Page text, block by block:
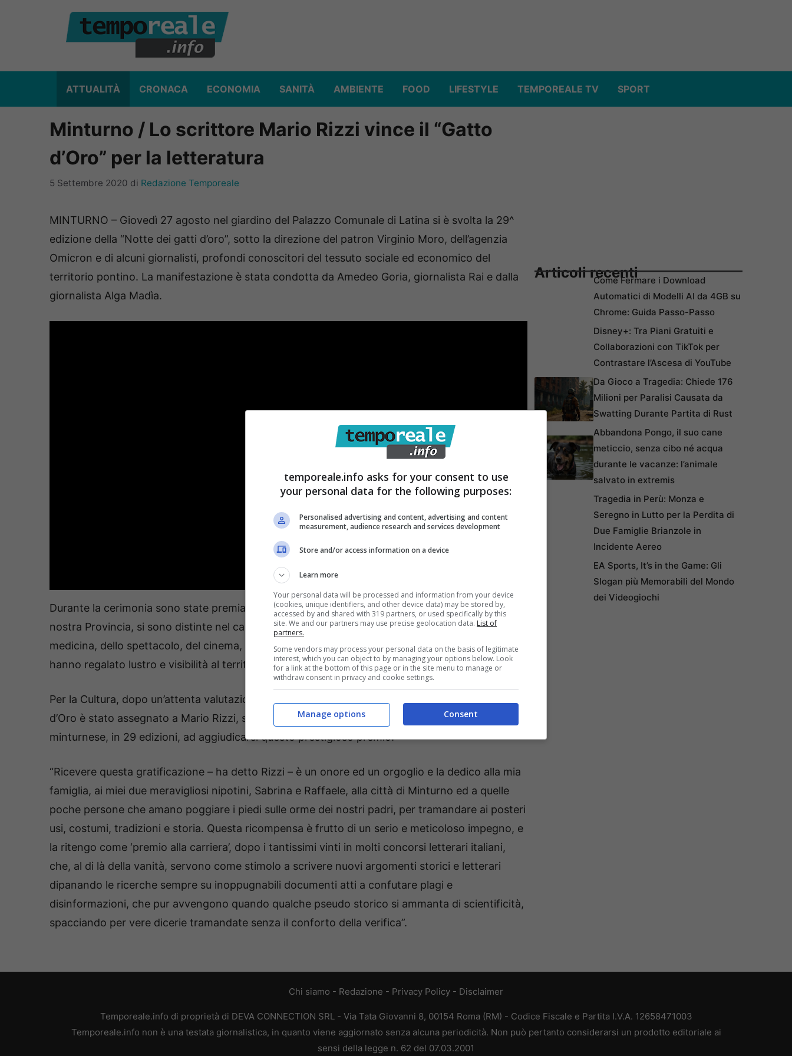
ATTUALITÀ CRONACA ECONOMIA SANITÀ AMBIENTE FOOD LIFESTYLE TEMPOREALE TV SPORT
Minturno / Lo scrittore Mario Rizzi vince il “Gatto
d’Oro” per la letteratura
5 Settembre 2020 di Redazione Temporeale
MINTURNO – Giovedì 27 agosto nel giardino del Palazzo Comunale di Latina si è svolta la 29^
edizione della “Notte dei gatti d’oro”, sotto la direzione del patron Virginio Moro, dell’agenzia
Omicron e di alcuni giornalisti, profondi conoscitori del tessuto sociale ed economico del
territorio pontino. La manifestazione è stata condotta da Amedeo Goria, giornalista Rai e dalla
giornalista Alga Madìa.
Durante la cerimonia sono state premiate le talentuose eccellenze che, nel 2019 in tutta la
nostra Provincia, si sono distinte nel campo della cultura, dello sport, del giornalismo, della
medicina, dello spettacolo, del cinema, della moda e dell’imprenditoria. Tutti personaggi che
hanno regalato lustro e visibilità al territorio pontino ed all’Italia.
Per la Cultura, dopo un’attenta valutazione e selezione della Giuria, l’ambito premio del Gatto
d’Oro è stato assegnato a Mario Rizzi, scrittore, saggista e storico di Minturno. Mario è il primo
minturnese, in 29 edizioni, ad aggiudicarsi questo prestigioso premio.
“Ricevere questa gratificazione – ha detto Rizzi – è un onore ed un orgoglio e la dedico alla mia
famiglia, ai miei due meravigliosi nipotini, Sabrina e Raffaele, alla città di Minturno ed a quelle
poche persone che amano poggiare i piedi sulle orme dei nostri padri, per tramandare ai posteri
usi, costumi, tradizioni e storia. Questa ricompensa è frutto di un serio e meticoloso impegno, e
la ritengo come ‘premio alla carriera’, dopo i tantissimi vinti in molti concorsi letterari italiani,
che, al di là della vanità, servono come stimolo a scrivere nuovi argomenti storici e letterari
dipanando le ricerche sempre su inoppugnabili documenti atti a confutare plagi e
disinformazioni, che pur avvengono quando qualche pseudo storico si ammanta di scientificità,
spacciando per vere dicerie tramandate senza il conforto della verifica”.
Articoli recentiCome Fermare i Download
Automatici di Modelli AI da 4GB su
Chrome: Guida Passo-Passo
Disney+: Tra Piani Gratuiti e
Collaborazioni con TikTok per
Contrastare l’Ascesa di YouTube
Da Gioco a Tragedia: Chiede 176
Milioni per Paralisi Causata da
Swatting Durante Partita di Rust
Abbandona Pongo, il suo cane
meticcio, senza cibo né acqua
durante le vacanze: l’animale
salvato in extremis
Tragedia in Perù: Monza e
Seregno in Lutto per la Perdita di
Due Famiglie Brianzole in
Incidente Aereo
EA Sports, It’s in the Game: Gli
Slogan più Memorabili del Mondo
dei Videogiochi
Chi siamo - Redazione - Privacy Policy - Disclaimer
Temporeale.info di proprietà di DEVA CONNECTION SRL - Via Tata Giovanni 8, 00154 Roma (RM) - Codice Fiscale e Partita I.V.A. 12658471003
Temporeale.info non è una testata giornalistica, in quanto viene aggiornato senza alcuna periodicità. Non può pertanto considerarsi un prodotto editoriale ai
sensi della legge n. 62 del 07.03.2001
temporeale.info asks for your consent to use
your personal data for the following purposes:
Personalised advertising and content, advertising and content
measurement, audience research and services development
Store and/or access information on a device
Learn more
Your personal data will be processed and information from your device
(cookies, unique identifiers, and other device data) may be stored by,
accessed by and shared with 319 partners, or used specifically by this
site. We and our partners may use precise geolocation data. List of
partners.
Some vendors may process your personal data on the basis of legitimate
interest, which you can object to by managing your options below. Look
for a link at the bottom of this page or in the site menu to manage or
withdraw consent in privacy and cookie settings.
Consent
Manage options